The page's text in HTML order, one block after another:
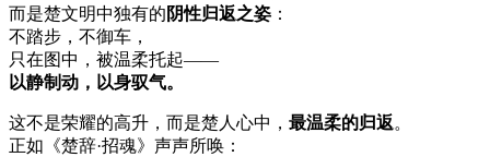
而是楚文明中独有的 阴性归返之姿 ：
不踏步，不御车，
只在图中，被温柔托起——
以静制动，以身驭气。
这不是荣耀的高升，而是楚人心中， 最温柔的归返。
正如《楚辞·招魂》声声所唤：